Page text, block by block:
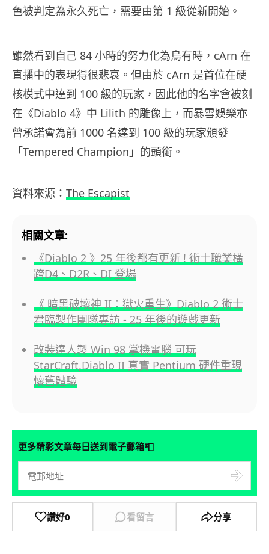
色被判定為永久死亡，需要由第 1 級從新開始。
雖然看到自己 84 小時的努力化為烏有時，cArn 在
直播中的表現得很悲哀。但由於 cArn 是首位在硬
核模式中達到 100 級的玩家，因此他的名字會被刻
在《Diablo 4》中 Lilith 的雕像上，而暴雪娛樂亦
曾承諾會為前 1000 名達到 100 級的玩家頒發
「Tempered Champion」的頭銜。
資料來源： The Escapist
相關文章:
《Diablo 2 》25 年後都有更新 ! 術士職業橫
跨D4、D2R、DI 登場
《 暗黑破壞神 II：獄火重生》Diablo 2 術士
君臨製作團隊專訪 - 25 年後的遊戲更新
改裝達人製 Win 98 掌機電腦 可玩
StarCraft,Diablo II 真實 Pentium 硬件重現
懷舊體驗
更多精彩文章每日送到電子郵箱📮
讚好0 看留言 分享